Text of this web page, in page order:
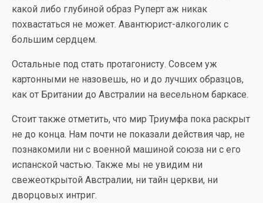
какой либо глубиной образ Руперт аж никак
похвастаться не может. Авантюрист-алкоголик с
большим сердцем.
Остальные под стать протагонисту. Совсем уж
картонными не назовешь, но и до лучших образцов,
как от Британии до Австралии на весельном баркасе.
Стоит также отметить, что мир Триумфа пока раскрыт
не до конца. Нам почти не показали действия чар, не
познакомили ни с военной машиной союза ни с его
испанской частью. Также мы не увидим ни
свежеоткрытой Австралии, ни тайн церкви, ни
дворцовых интриг.